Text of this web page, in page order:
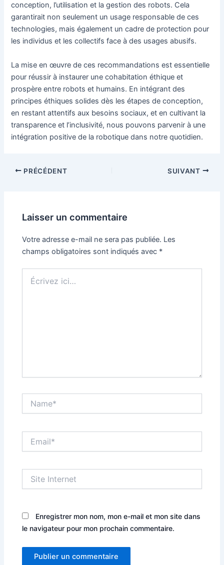
conception, l’utilisation et la gestion des robots. Cela
garantirait non seulement un usage responsable de ces
technologies, mais également un cadre de protection pour
les individus et les collectifs face à des usages abusifs.
La mise en œuvre de ces recommandations est essentielle
pour réussir à instaurer une cohabitation éthique et
prospère entre robots et humains. En intégrant des
principes éthiques solides dès les étapes de conception,
en restant attentifs aux besoins sociaux, et en cultivant la
transparence et l’inclusivité, nous pouvons parvenir à une
intégration positive de la robotique dans notre quotidien.
NavigationPRÉCÉDENT SUIVANT
Laisser un commentaire
Votre adresse e-mail ne sera pas publiée. Les
champs obligatoires sont indiqués avec *
ici…
Internet
Enregistrer mon nom, mon e-mail et mon site dans
le navigateur pour mon prochain commentaire.